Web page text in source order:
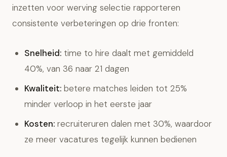
inzetten voor werving selectie rapporteren
consistente verbeteringen op drie fronten:
Snelheid: time to hire daalt met gemiddeld
40%, van 36 naar 21 dagen
Kwaliteit: betere matches leiden tot 25%
minder verloop in het eerste jaar
Kosten: recruiteruren dalen met 30%, waardoor
ze meer vacatures tegelijk kunnen bedienen